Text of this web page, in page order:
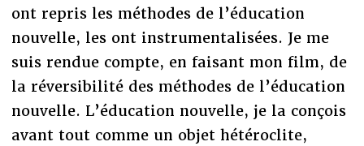
ont repris les méthodes de l’éducation
nouvelle, les ont instrumentalisées. Je me
suis rendue compte, en faisant mon film, de
la réversibilité des méthodes de l’éducation
nouvelle. L’éducation nouvelle, je la conçois
avant tout comme un objet hétéroclite,